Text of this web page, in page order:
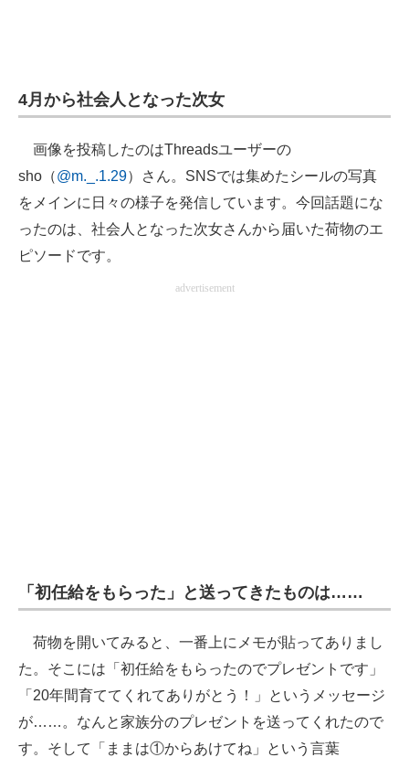
4月から社会人となった次女
画像を投稿したのはThreadsユーザーの
sho（@m._.1.29）さん。SNSでは集めたシールの写真
をメインに日々の様子を発信しています。今回話題にな
ったのは、社会人となった次女さんから届いた荷物のエ
ピソードです。
advertisement
「初任給をもらった」と送ってきたものは……
荷物を開いてみると、一番上にメモが貼ってありまし
た。そこには「初任給をもらったのでプレゼントです」
「20年間育ててくれてありがとう！」というメッセージ
が……。なんと家族分のプレゼントを送ってくれたので
す。そして「ままは①からあけてね」という言葉